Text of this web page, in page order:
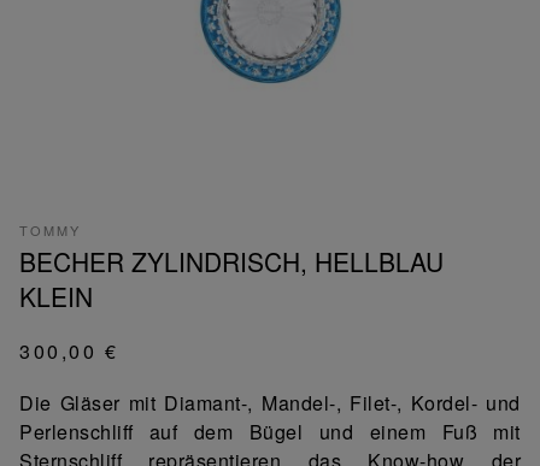
TOMMY
BECHER ZYLINDRISCH, HELLBLAU
KLEIN
300,00 €
Die Gläser mit Diamant-, Mandel-, Filet-, Kordel- und
Perlenschliff auf dem Bügel und einem Fuß mit
Sternschliff repräsentieren das Know-how der